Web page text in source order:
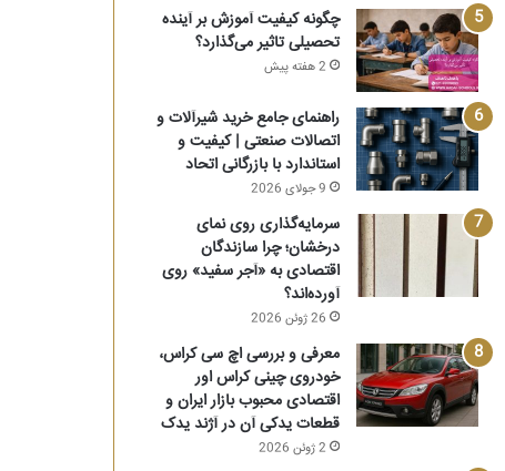
چگونه کیفیت آموزش بر آینده
تحصیلی تاثیر می‌گذارد؟
2 هفته پیش
راهنمای جامع خرید شیرآلات و
اتصالات صنعتی | کیفیت و
استاندارد با بازرگانی اتحاد
9 جولای 2026
سرمایه‌گذاری روی نمای
درخشان؛ چرا سازندگان
اقتصادی به «آجر سفید» روی
آورده‌اند؟
26 ژوئن 2026
معرفی و بررسی اچ سی کراس،
خودروی چینی کراس اور
اقتصادی محبوب بازار ایران و
قطعات یدکی آن در آژند یدک
2 ژوئن 2026